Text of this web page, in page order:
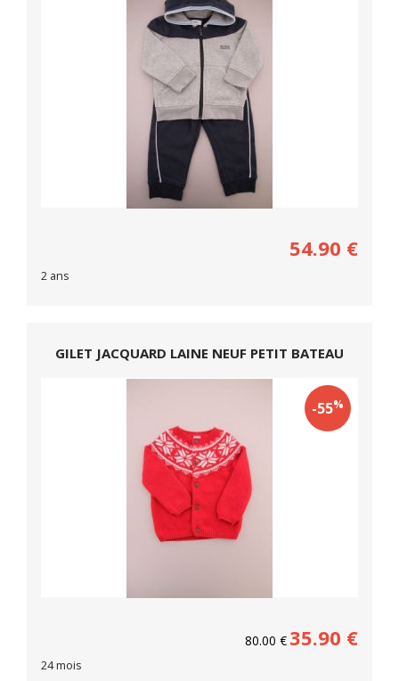
54.90 €
2 ans
GILET JACQUARD LAINE NEUF PETIT BATEAU
-55%
80.00 € 35.90 €
24 mois